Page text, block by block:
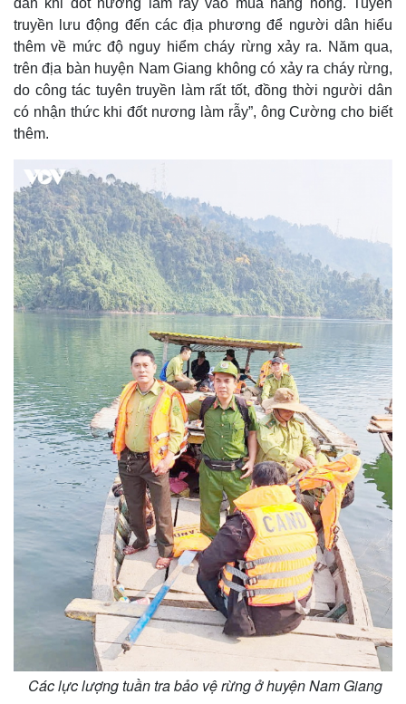
Pháp luật
Vụ án
Tin nóng
Tư vấn luật
Quân sự - Quốc phòng
Vũ khí
Việt Nam
Phân tích
dân khi đốt nương làm rẫy vào mùa nắng nóng. Tuyên
truyền lưu động đến các địa phương để người dân hiểu
thêm về mức độ nguy hiểm cháy rừng xảy ra. Năm qua,
trên địa bàn huyện Nam Giang không có xảy ra cháy rừng,
do công tác tuyên truyền làm rất tốt, đồng thời người dân
có nhận thức khi đốt nương làm rẫy”, ông Cường cho biết
thêm.
Các lực lượng tuần tra bảo vệ rừng ở huyện Nam Giang